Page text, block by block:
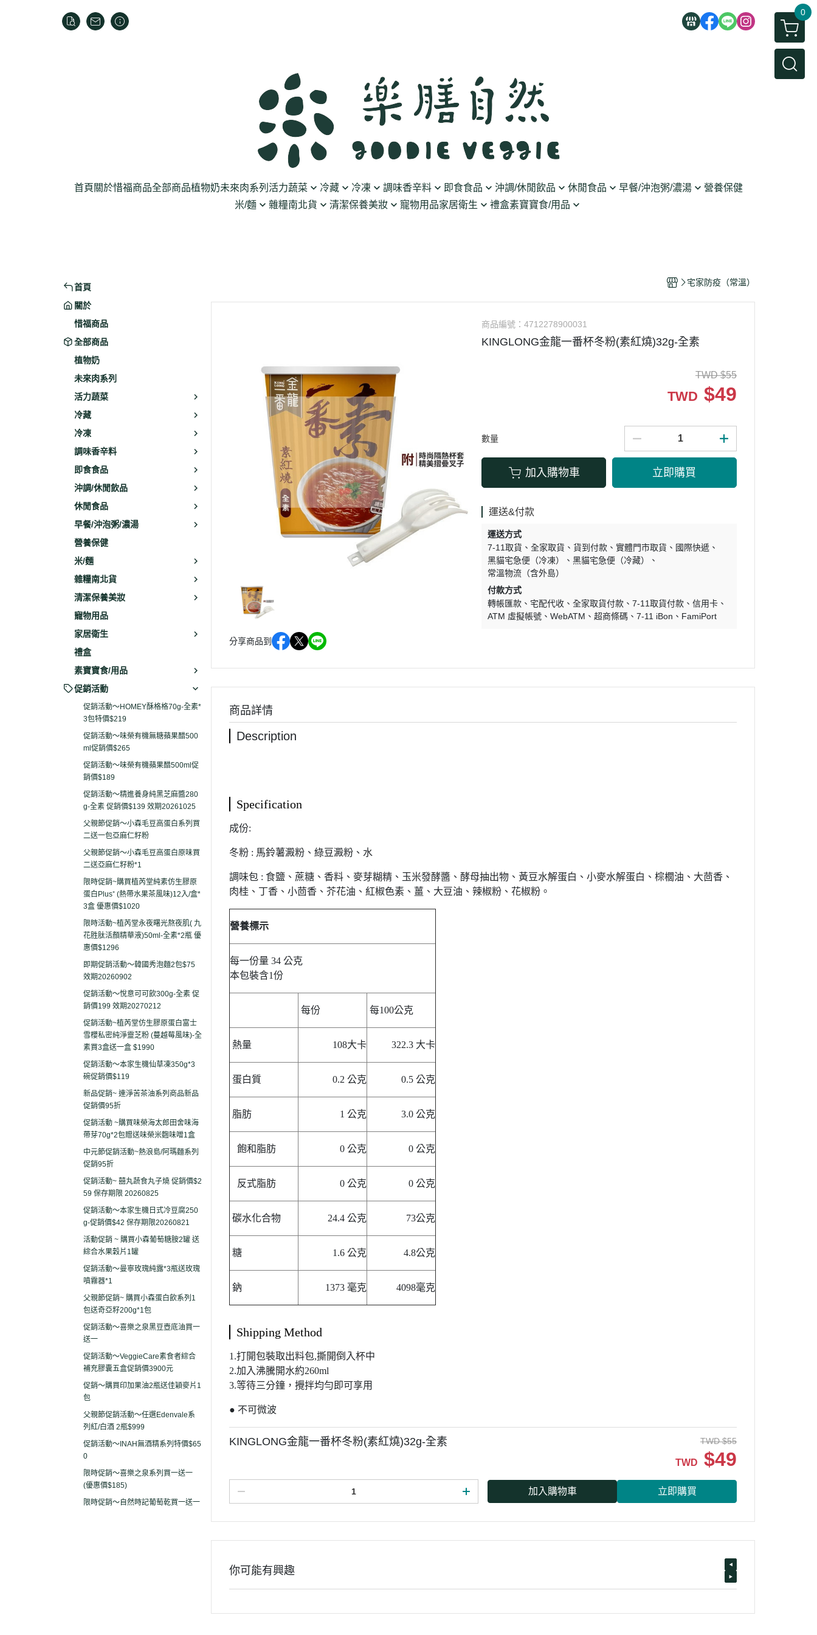
0
首頁 關於惜福商品全部商品植物奶未來肉系列 活力蔬菜 冷藏 冷凍
涼拌
冰淇淋
調味香辛料 即食食品
蒟蒻
沖調/休閒飲品 休閒食品 早餐/沖泡粥/濃湯
營養保健
米/麵
雜糧南北貨 清潔保養美妝 寵物用品家居衛生 禮盒素寶寶食/用品
首頁
關於
惜福商品
全部商品
植物奶
未來肉系列
活力蔬菜
冷藏
冷凍
調味香辛料
即食食品
沖調/休閒飲品
休閒食品
早餐/沖泡粥/濃湯
營養保健
米/麵
雜糧南北貨
清潔保養美妝
寵物用品
家居衛生
禮盒
素寶寶食/用品
促銷活動
促銷活動～HOMEY酥格格70g-全素*
3包特價$219
促銷活動～味榮有機無糖蘋果醋500
ml促銷價$265
促銷活動～味榮有機蘋果醋500ml促
銷價$189
促銷活動～精進養身純黑芝麻醬280
g-全素 促銷價$139 效期20261025
父親節促銷～小森毛豆高蛋白系列買
二送一包亞麻仁籽粉
父親節促銷～小森毛豆高蛋白原味買
二送亞麻仁籽粉*1
限時促銷~購買植芮堂純素仿生膠原
蛋白Plus⁺ (熱帶水果茶風味)12入/盒*
3盒 優惠價$1020
限時活動~植芮堂永夜曙光熬夜肌( 九
花胜肽活顏精華液)50ml-全素*2瓶 優
惠價$1296
即期促銷活動～韓國秀泡麵2包$75
效期20260902
促銷活動～悅意可可飲300g-全素 促
銷價199 效期20270212
促銷活動~植芮堂仿生膠原蛋白富士
雪櫻私密純淨靈芝粉 (蔓越莓風味)-全
素買3盒送一盒 $1990
促銷活動～本家生機仙草凍350g*3
碗促銷價$119
新品促銷~ 連淨苦茶油系列商品新品
促銷價95折
促銷活動 ~購買味榮海太郎田舍味海
帶芽70g*2包贈送味榮米麴味噌1盒
中元節促銷活動~熱浪島/阿瑪麵系列
促銷95折
促銷活動~ 囍丸蔬食丸子燒 促銷價$2
59 保存期限 20260825
促銷活動～本家生機日式冷豆腐250
g-促銷價$42 保存期限20260821
活動促銷 ~ 購買小森葡萄糖胺2罐 送
綜合水果穀片1罐
促銷活動～曼寧玫瑰純露*3瓶送玫瑰
噴霧器*1
父親節促銷~ 購買小森蛋白飲系列1
包送奇亞籽200g*1包
促銷活動～喜樂之泉黑豆壺底油買一
送一
促銷活動～VeggieCare素食者綜合
補充膠囊五盒促銷價3900元
促銷～購買印加果油2瓶送佳穎麥片1
包
父親節促銷活動～任選Edenvale系
列紅/白酒 2瓶$999
促銷活動～INAH無酒精系列特價$65
0
限時促銷～喜樂之泉系列買一送一
(優惠價$185)
限時促銷～自然時記葡萄乾買一送一
宅家防疫（常溫）
分享商品到
商品編號：4712278900031
KINGLONG金龍一番杯冬粉(素紅燒)32g-全素
TWD $55
TWD $49
數量
加入購物車 立即購買
運送&付款
運送方式
7-11取貨
全家取貨 貨到付款 實體門市取貨
國際快遞
黑貓宅急便（冷凍）
黑貓宅急便（冷藏）
常溫物流（含外島）
付款方式
轉帳匯款
宅配代收 全家取貨付款 7-11取貨付款
信用卡
ATM 虛擬帳號
WebATM 超商條碼 7-11 iBon FamiPort
商品詳情
Description
Specification
成份:
冬粉 : 馬鈴薯澱粉、綠豆澱粉、水
調味包 : 食鹽、蔗糖、香料、麥芽糊精、玉米發酵醬、酵母抽出物、黃豆水解蛋白、小麥水解蛋白、棕櫚油、大茴香、
肉桂、丁香、小茴香、芥花油、紅椒色素、薑、大豆油、辣椒粉、花椒粉。
營養標示
每一份量 34 公克
本包裝含1份
每份 每100公克
熱量 108大卡 322.3 大卡
蛋白質 0.2 公克 0.5 公克
脂肪 1 公克 3.0 公克
飽和脂肪 0 公克 0 公克
反式脂肪 0 公克 0 公克
碳水化合物 24.4 公克 73公克
糖 1.6 公克 4.8公克
鈉 1373 毫克 4098毫克
Shipping Method
1.打開包裝取出料包,撕開倒入杯中
2.加入沸騰開水約260ml
3.等待三分鐘，攪拌均勻即可享用
● 不可微波
KINGLONG金龍一番杯冬粉(素紅燒)32g-全素 TWD $55
TWD $49
加入購物車 立即購買
你可能有興趣